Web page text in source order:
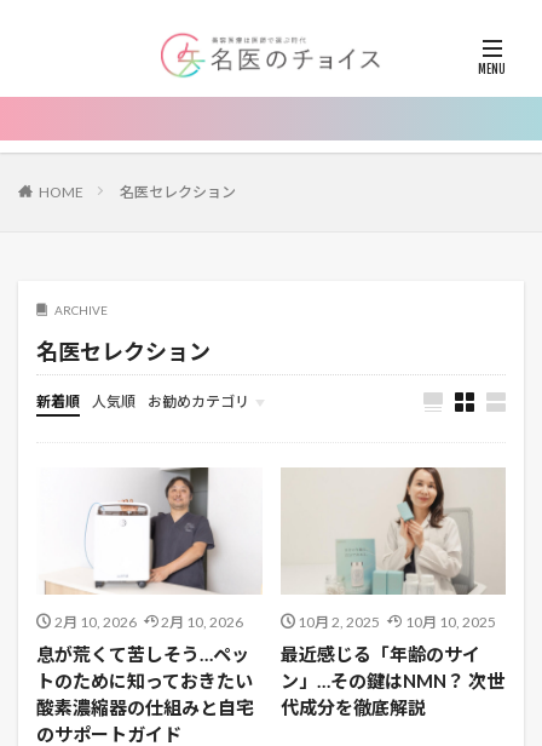
HOME 名医セレクション
ARCHIVE
名医セレクション
新着順 人気順 お勧めカテゴリ
2月 10, 2026 2月 10, 2026
息が荒くて苦しそう…ペッ
トのために知っておきたい
酸素濃縮器の仕組みと自宅
のサポートガイド
10月 2, 2025 10月 10, 2025
最近感じる「年齢のサイ
ン」…その鍵はNMN？ 次世
代成分を徹底解説